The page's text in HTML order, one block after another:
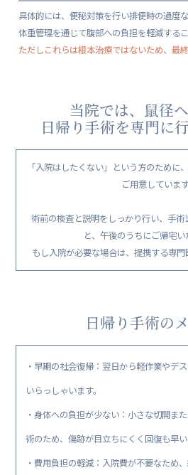
具体的には、便秘対策を行い排便時の過度
体重管理を通じて腹部への負担を軽減する
ただしこれらは根本治療ではないため、最
当院では、鼠径
日帰り手術を専門に
「入院はしたくない」という方のために
ご用意しています
術前の検査と説明をしっかり行い、手術
と、午後のうちにご帰宅い
もし入院が必要な場合は、提携する専門
日帰り手術の
・早期の社会復帰：翌日から軽作業やデ
いらっしゃいます。
・身体への負担が少ない：小さな切開ま
術のため、傷跡が目立ちにくく回復も早い
・費用負担の軽減：入院費が不要なため